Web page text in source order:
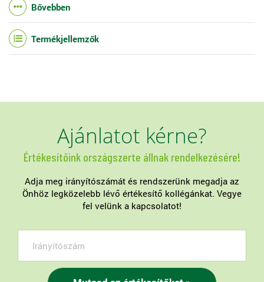
Bővebben
Termékjellemzők
Ajánlatot kérne?
Értékesítőink országszerte állnak rendelkezésére!
Adja meg irányítószámát és rendszerünk megadja az
Önhöz legközelebb lévő értékesítő kollégánkat. Vegye
fel velünk a kapcsolatot!